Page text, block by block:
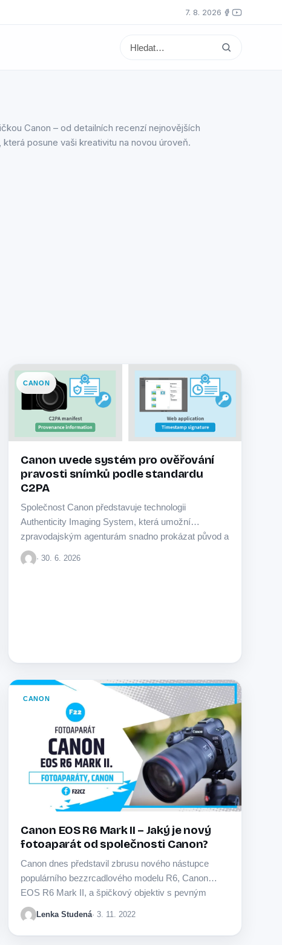
7. 8. 2026
Canon – od detailních recenzí nejnovějších
posune vaši kreativitu na novou úroveň.
CANON
Canon uvede systém pro ověřování
pravosti snímků podle standardu
C2PA
Společnost Canon představuje technologii
Authenticity Imaging System, která umožní
zpravodajským agenturám snadno prokázat původ a
autentičnost fotografií. Řešení využívá mezinárodní
standardy k…
· 30. 6. 2026
CANON
Canon EOS R6 Mark II – Jaký je nový
fotoaparát od společnosti Canon?
Canon dnes představil zbrusu nového nástupce
populárního bezzrcadlového modelu R6, Canon
EOS R6 Mark II, a špičkový objektiv s pevným
ohniskem -…
Lenka Studená· 3. 11. 2022